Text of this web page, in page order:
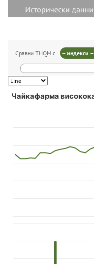
Исторически данни
Сравни THQM с
Чайкафарма